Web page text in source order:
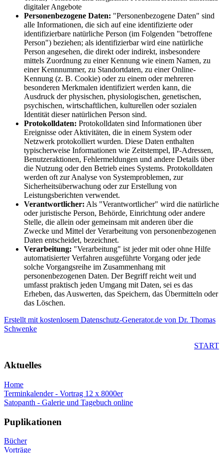
digitaler Angebote
Personenbezogene Daten: "Personenbezogene Daten" sind
alle Informationen, die sich auf eine identifizierte oder
identifizierbare natürliche Person (im Folgenden "betroffene
Person") beziehen; als identifizierbar wird eine natürliche
Person angesehen, die direkt oder indirekt, insbesondere
mittels Zuordnung zu einer Kennung wie einem Namen, zu
einer Kennnummer, zu Standortdaten, zu einer Online-
Kennung (z. B. Cookie) oder zu einem oder mehreren
besonderen Merkmalen identifiziert werden kann, die
Ausdruck der physischen, physiologischen, genetischen,
psychischen, wirtschaftlichen, kulturellen oder sozialen
Identität dieser natürlichen Person sind.
Protokolldaten: Protokolldaten sind Informationen über
Ereignisse oder Aktivitäten, die in einem System oder
Netzwerk protokolliert wurden. Diese Daten enthalten
typischerweise Informationen wie Zeitstempel, IP-Adressen,
Benutzeraktionen, Fehlermeldungen und andere Details über
die Nutzung oder den Betrieb eines Systems. Protokolldaten
werden oft zur Analyse von Systemproblemen, zur
Sicherheitsüberwachung oder zur Erstellung von
Leistungsberichten verwendet.
Verantwortlicher: Als "Verantwortlicher" wird die natürliche
oder juristische Person, Behörde, Einrichtung oder andere
Stelle, die allein oder gemeinsam mit anderen über die
Zwecke und Mittel der Verarbeitung von personenbezogenen
Daten entscheidet, bezeichnet.
Verarbeitung: "Verarbeitung" ist jeder mit oder ohne Hilfe
automatisierter Verfahren ausgeführte Vorgang oder jede
solche Vorgangsreihe im Zusammenhang mit
personenbezogenen Daten. Der Begriff reicht weit und
umfasst praktisch jeden Umgang mit Daten, sei es das
Erheben, das Auswerten, das Speichern, das Übermitteln oder
das Löschen.
Erstellt mit kostenlosem Datenschutz-Generator.de von Dr. Thomas
Schwenke
START
Aktuelles
Home
Terminkalender - Vortrag 12 x 8000er
Satopanth - Galerie und Tagebuch online
Puplikationen
Bücher
Vorträge